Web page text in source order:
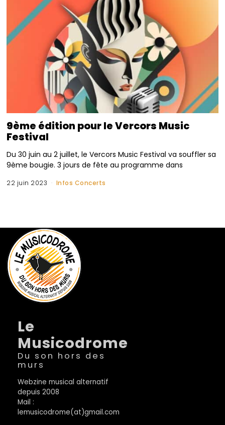
9ème édition pour le Vercors Music
Festival
Du 30 juin au 2 juillet, le Vercors Music Festival va souffler sa
9ème bougie. 3 jours de fête au programme dans
22 juin 2023 Infos Concerts
Le
Musicodrome
Du son hors des
murs
Webzine musical alternatif
depuis 2008
Mail :
lemusicodrome(at)gmail.com